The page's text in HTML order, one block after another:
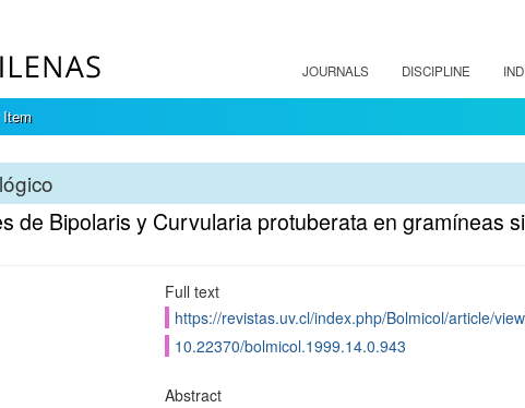
JOURNALS DISCIPLINE
de Bipolaris y Curvularia protuberata en gramíneas
Full text
https://revistas.uv.cl/index.php/Bolmicol/article/
10.22370/bolmicol.1999.14.0.943
Abstract